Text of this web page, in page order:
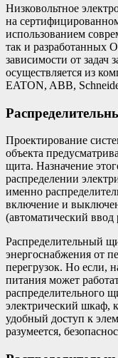
Низковольтное
на
использованием
так и
зависимости от задач
осуществляется из
EATON, ABB,
Проектирование
объекта
щита. Назначение
распределении
именно
включение и
(автоматический ввод
Распределительный
энергоснабжения от
перегрузок. Но если,
питания может
распределительного
электрический шкаф,
удобный доступ к
разумеется,